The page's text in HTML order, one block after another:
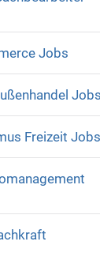
Jobs
Jobs
Freizeit Jobs